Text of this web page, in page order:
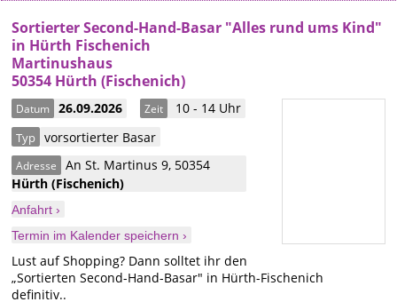
Sortierter Second-Hand-Basar "Alles rund ums Kind"
in Hürth Fischenich
Martinushaus
50354 Hürth (Fischenich)
Datum 26.09.2026 Zeit 10 - 14 Uhr
Typ vorsortierter Basar
Adresse An St. Martinus 9, 50354
Hürth(Fischenich)
Anfahrt ›
Termin im Kalender speichern ›
Lust auf Shopping? Dann solltet ihr den
„Sortierten Second-Hand-Basar" in Hürth-Fischenich
definitiv..